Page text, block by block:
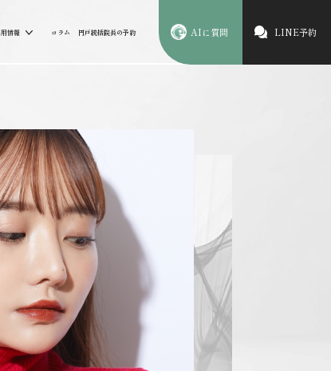
情報 コラム 円戸統括院長の予約 AIに質問 LINE予約